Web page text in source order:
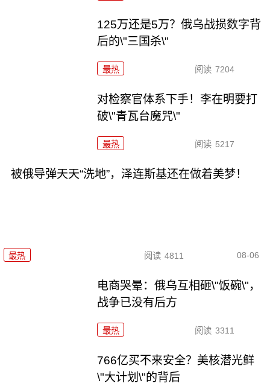
125万还是5万？俄乌战损数字背
后的\"三国杀\"
最热 阅读 7204
对检察官体系下手！李在明要打
破\"青瓦台魔咒\"
最热 阅读 5217
被俄导弹天天“洗地”，泽连斯基还在做着美梦！
最热 阅读 4811 08-06
电商哭晕：俄乌互相砸\"饭碗\"，
战争已没有后方
最热 阅读 3311
766亿买不来安全？美核潜光鲜
\"大计划\"的背后